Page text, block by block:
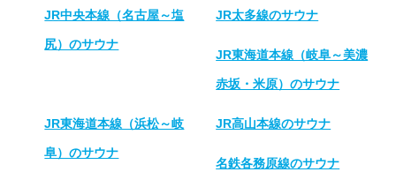
JR中央本線（名古屋～塩
尻）のサウナ
JR太多線のサウナ
JR東海道本線（岐阜～美濃
赤坂・米原）のサウナ
JR東海道本線（浜松～岐
阜）のサウナ
JR高山本線のサウナ
名鉄各務原線のサウナ